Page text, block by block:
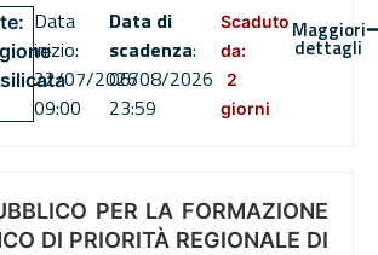
Data
inizio:
22/07/2026
09:00
Data di
scadenza:
06/08/2026
23:59
Scaduto
da:
2
giorni
Maggiori
dettagli
PER LA FORMAZIONE
DI PRIORITÀ REGIONALE DI